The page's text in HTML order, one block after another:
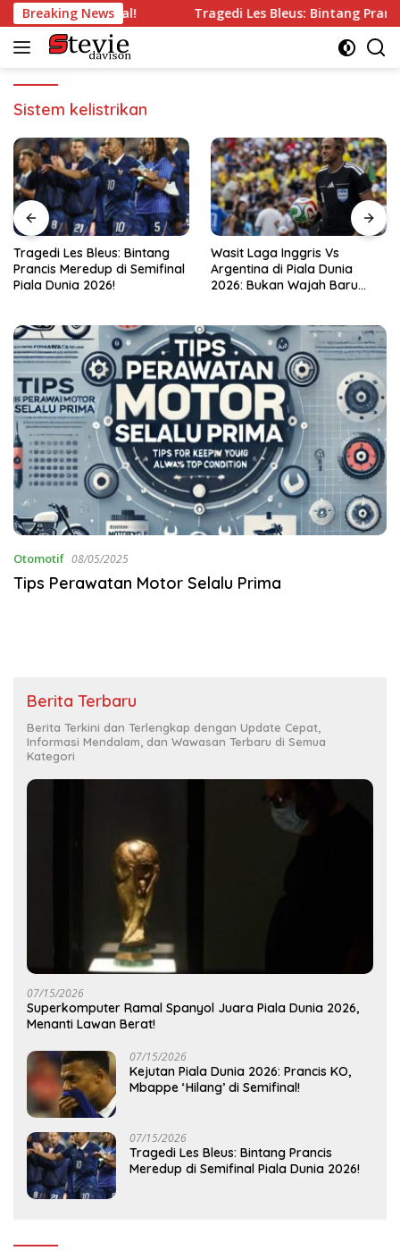
Langsung
ke
konten
Breaking News
di Semifinal! Tragedi Les Bleus: Bintang Prancis
Sistem kelistrikan
Wasit Laga Inggris Vs
Argentina di Piala Dunia
2026: Bukan Wajah Baru
Drama Transfer Aqil Savik:
Dari Bandung ke Macan
Kemayoran!
Otomotif 08/05/2025
Tips Perawatan Motor Selalu Prima
Berita Terbaru
Berita Terkini dan Terlengkap dengan Update Cepat,
Informasi Mendalam, dan Wawasan Terbaru di Semua
Kategori
07/15/2026
Superkomputer Ramal Spanyol Juara Piala Dunia 2026,
Menanti Lawan Berat!
07/15/2026
Kejutan Piala Dunia 2026: Prancis KO,
Mbappe ‘Hilang’ di Semifinal!
07/15/2026
Tragedi Les Bleus: Bintang Prancis
Meredup di Semifinal Piala Dunia 2026!